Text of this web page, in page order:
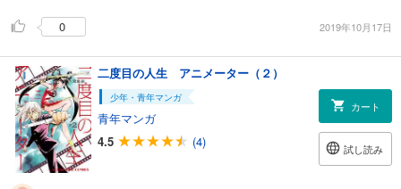
0 2019年10月17日
二度目の人生 アニメーター（２）
少年・青年マンガ
青年マンガ
4.5
(4)
カート
試し読み